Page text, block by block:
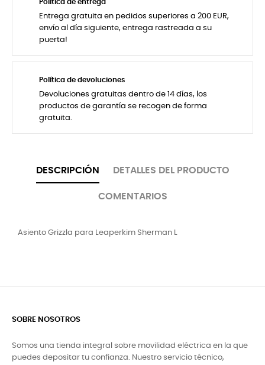
Política de entrega
Entrega gratuita en pedidos superiores a 200 EUR,
envío al día siguiente, entrega rastreada a su
puerta!
Política de devoluciones
Devoluciones gratuitas dentro de 14 días, los
productos de garantía se recogen de forma
gratuita.
DESCRIPCIÓN DETALLES DEL PRODUCTO
COMENTARIOS
Asiento Grizzla para Leaperkim Sherman L
SOBRE NOSOTROS
Somos una tienda integral sobre movilidad eléctrica en la que
puedes depositar tu confianza. Nuestro servicio técnico,